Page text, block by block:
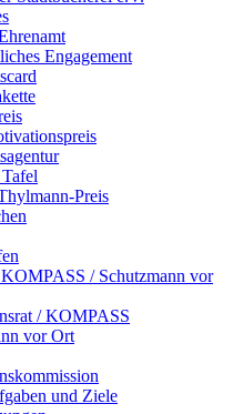
Engagement
Preis
/ Schutzmann vor
/ KOMPASS
vor Ort
und Ziele